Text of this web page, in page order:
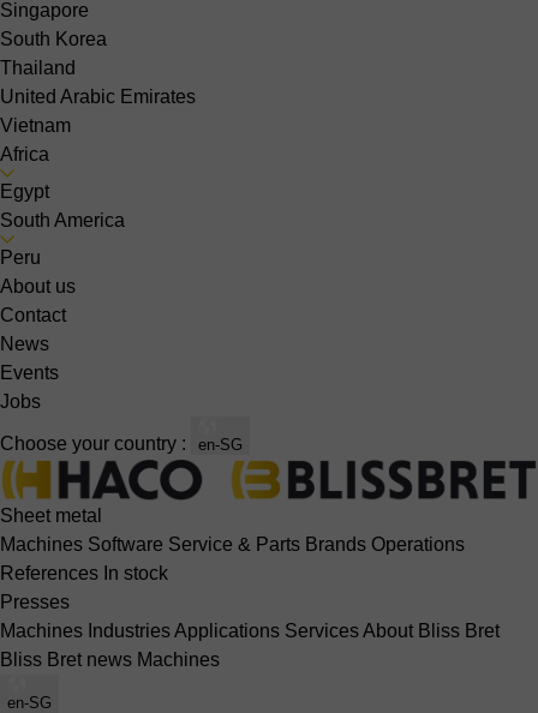
Singapore
South Korea
Thailand
United Arabic Emirates
Vietnam
Africa
Egypt
South America
Peru
About us
Contact
News
Events
Jobs
Choose your country : en-SG
Sheet metal
Machines Software Service & Parts Brands Operations
References In stock
Presses
Machines IndustriesApplications ServicesAbout Bliss Bret
Bliss Bret news Machines
en-SG